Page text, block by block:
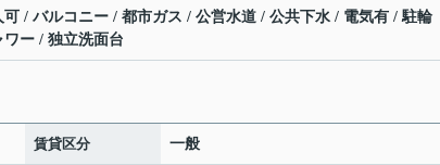
/ バルコニー / 都市ガス / 公営水道 / 公共下水 / 電気有 / 駐輪
ー / 独立洗面台
賃貸区分 一般